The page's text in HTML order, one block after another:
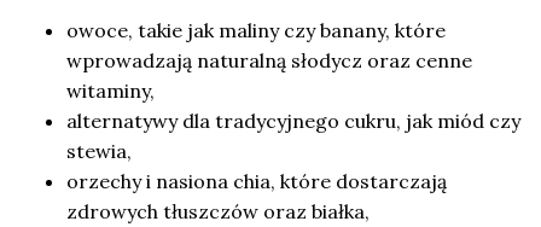
owoce, takie jak maliny czy banany, które
wprowadzają naturalną słodycz oraz cenne
witaminy,
alternatywy dla tradycyjnego cukru, jak miód czy
stewia,
orzechy i nasiona chia, które dostarczają
zdrowych tłuszczów oraz białka,